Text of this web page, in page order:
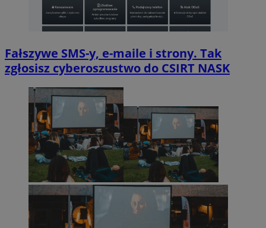
Fałszywe SMS-y, e-maile i strony. Tak
zgłosisz cyberoszustwo do CSIRT NASK